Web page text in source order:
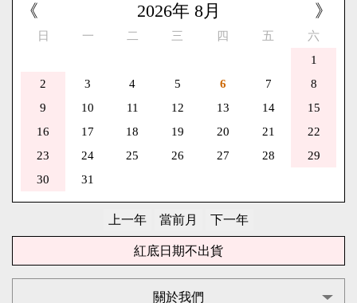
《 》
2026年 8月
日 一 二 三 四 五
六
1
2
3 4 5 6 7
8
9
10 11 12 13 14
15
16
17 18 19 20 21
22
23
24 25 26 27 28
29
30
31
紅底日期不出貨
關於我們